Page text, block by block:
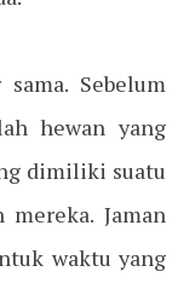
Sebelum
hewan yang
dimiliki suatu
Jaman
waktu yang